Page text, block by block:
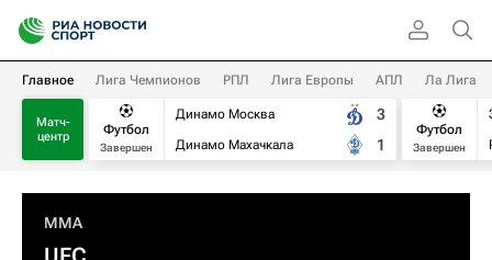
Главное Лига Чемпионов РПЛ Лига Европы АПЛ Ла Лига
Матч-
центр
Футбол
Завершен
Динамо Москва
Динамо Махачкала
3
1
Футбол
Завершен
MMA